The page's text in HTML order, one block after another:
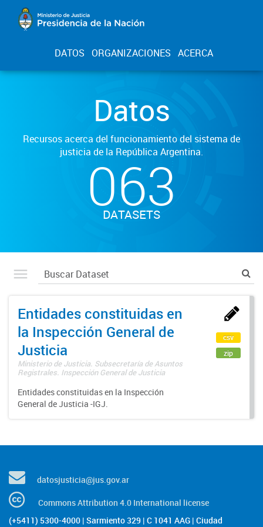
DATOS ORGANIZACIONES ACERCA
Datos
Recursos acerca del funcionamiento del sistema de
justicia de la República Argentina.
063
DATASETS
Entidades constituidas en
la Inspección General de
Justicia
Ministerio de Justicia. Subsecretaría de Asuntos
Registrales. Inspección General de Justicia
Entidades constituidas en la Inspección
General de Justicia -IGJ.
csv
zip
datosjusticia@jus.gov.ar
Commons Attribution 4.0 International license
(+5411) 5300-4000 | Sarmiento 329 | C 1041 AAG | Ciudad